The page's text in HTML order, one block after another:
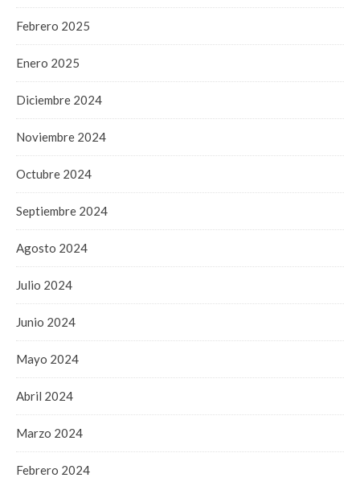
Febrero 2025
Enero 2025
Diciembre 2024
Noviembre 2024
Octubre 2024
Septiembre 2024
Agosto 2024
Julio 2024
Junio 2024
Mayo 2024
Abril 2024
Marzo 2024
Febrero 2024